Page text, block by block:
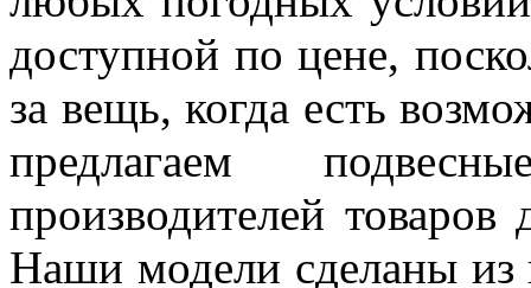
доступной по цене,
за вещь, когда есть
предлагаем
производителей
Наши модели сделаны из